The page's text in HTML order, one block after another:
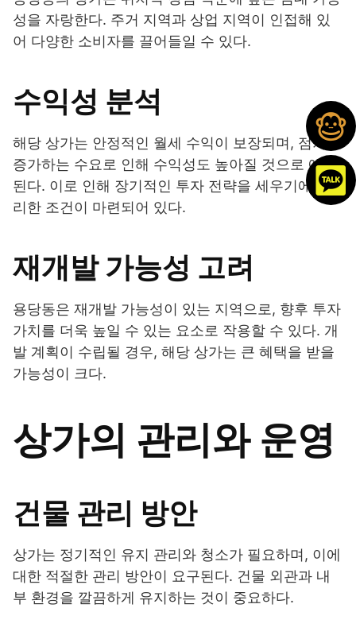
성을 자랑한다. 주거 지역과 상업 지역이 인접해 있
어 다양한 소비자를 끌어들일 수 있다.
수익성 분석
해당 상가는 안정적인 월세 수익이 보장되며, 점차
증가하는 수요로 인해 수익성도 높아질 것으로 예상
된다. 이로 인해 장기적인 투자 전략을 세우기에 유
리한 조건이 마련되어 있다.
재개발 가능성 고려
용당동은 재개발 가능성이 있는 지역으로, 향후 투자
가치를 더욱 높일 수 있는 요소로 작용할 수 있다. 개
발 계획이 수립될 경우, 해당 상가는 큰 혜택을 받을
가능성이 크다.
상가의 관리와 운영
건물 관리 방안
상가는 정기적인 유지 관리와 청소가 필요하며, 이에
대한 적절한 관리 방안이 요구된다. 건물 외관과 내
부 환경을 깔끔하게 유지하는 것이 중요하다.